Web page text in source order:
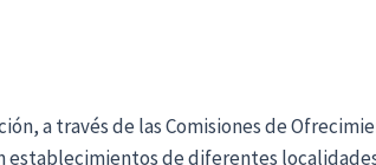
a través de las Comisiones de
establecimientos de diferentes